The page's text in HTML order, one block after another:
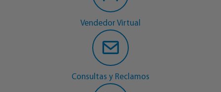
Vendedor Virtual
Consultas y Reclamos